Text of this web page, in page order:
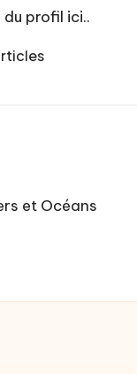
profil ici..
et Océans